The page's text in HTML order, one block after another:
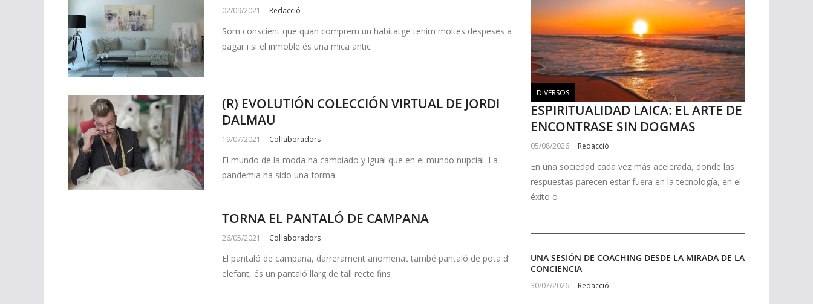
02/09/2021 Redacció
Som conscient que quan comprem un habitatge tenim moltes despeses a
pagar i si el inmoble és una mica antic
(R) EVOLUTIÓN COLECCIÓN VIRTUAL DE JORDI
DALMAU
19/07/2021 Col·laboradors
El mundo de la moda ha cambiado y igual que en el mundo nupcial. La
pandemia ha sido una forma
TORNA EL PANTALÓ DE CAMPANA
26/05/2021 Col·laboradors
El pantaló de campana, darrerament anomenat també pantaló de pota d’
elefant, és un pantaló llarg de tall recte fins
DIVERSOS
ESPIRITUALIDAD LAICA: EL ARTE DE
ENCONTRASE SIN DOGMAS
05/08/2026 Redacció
En una sociedad cada vez más acelerada, donde las
respuestas parecen estar fuera en la tecnología, en el
éxito o
UNA SESIÓN DE COACHING DESDE LA MIRADA DE LA
CONCIENCIA
30/07/2026 Redacció